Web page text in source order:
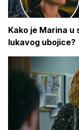
Kako je Marina u
lukavog ubojice?